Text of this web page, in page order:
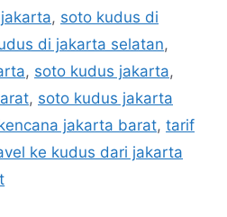
, soto kudus di
di jakarta selatan,
, soto kudus jakarta,
, soto kudus jakarta
jakarta barat, tarif
ke kudus dari jakarta